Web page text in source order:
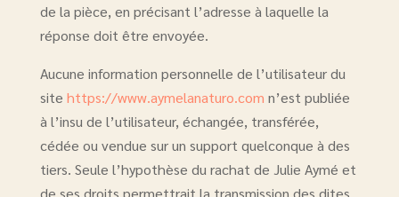
de la pièce, en précisant l’adresse à laquelle la
réponse doit être envoyée.
Aucune information personnelle de l’utilisateur du
site https://www.aymelanaturo.com n’est publiée
à l’insu de l’utilisateur, échangée, transférée,
cédée ou vendue sur un support quelconque à des
tiers. Seule l’hypothèse du rachat de Julie Aymé et
de ses droits permettrait la transmission des dites